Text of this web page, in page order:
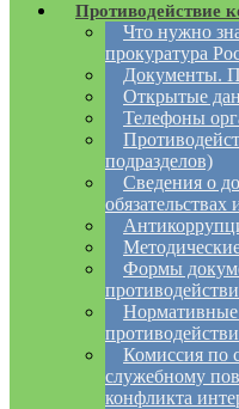
Противодействие
Что нужно
прокуратура
Документы.
Открытые
Телефоны
подразделов)
Сведения о
Формы
Комиссия по
служебному
конфликта